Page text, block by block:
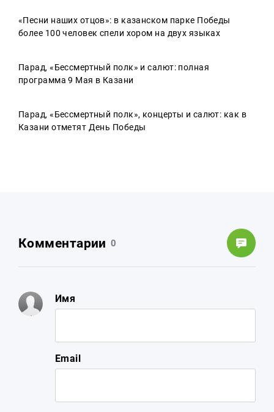
«Песни наших отцов»: в казанском парке Победы
более 100 человек спели хором на двух языках
Парад, «Бессмертный полк» и салют: полная
программа 9 Мая в Казани
Парад, «Бессмертный полк», концерты и салют: как в
Казани отметят День Победы
Комментарии 0
Имя
Email